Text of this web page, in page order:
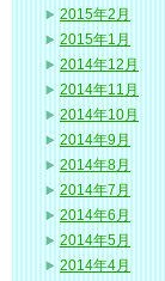
2015年2月
2015年1月
2014年12月
2014年11月
2014年10月
2014年9月
2014年8月
2014年7月
2014年6月
2014年5月
2014年4月